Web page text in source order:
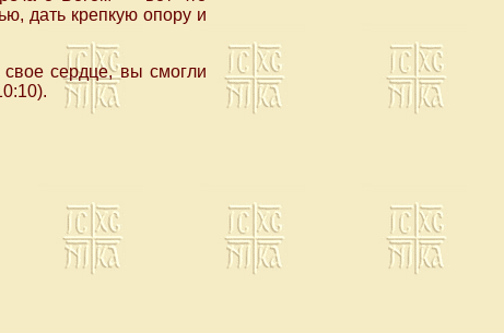
дать крепкую опору и
сердце, вы смогли